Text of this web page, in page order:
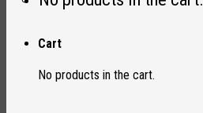
Cart
No products in the cart.